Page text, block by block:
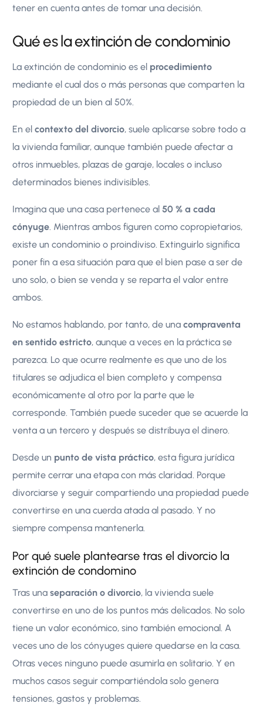
tener en cuenta antes de tomar una decisión.
Qué es la extinción de condominio
La extinción de condominio es el procedimiento
mediante el cual dos o más personas que comparten la
propiedad de un bien al 50%.
En elcontexto del divorcio, suele aplicarse sobre todo a
la vivienda familiar, aunque también puede afectar a
otros inmuebles, plazas de garaje, locales o incluso
determinados bienes indivisibles.
Imagina que una casa pertenece al50 % a cada
cónyuge. Mientras ambos figuren como copropietarios,
existe un condominio o proindiviso. Extinguirlo significa
poner fin a esa situación para que el bien pase a ser de
uno solo, o bien se venda y se reparta el valor entre
ambos.
No estamos hablando, por tanto, de unacompraventa
en sentido estricto, aunque a veces en la práctica se
parezca. Lo que ocurre realmente es que uno de los
titulares se adjudica el bien completo y compensa
económicamente al otro por la parte que le
corresponde. También puede suceder que se acuerde la
venta a un tercero y después se distribuya el dinero.
Desde un punto de vista práctico, esta figura jurídica
permite cerrar una etapa con más claridad. Porque
divorciarse y seguir compartiendo una propiedad puede
convertirse en una cuerda atada al pasado. Y no
siempre compensa mantenerla.
Por qué suele plantearse tras el divorcio la
extinción de condomino
Tras unaseparación o divorcio, la vivienda suele
convertirse en uno de los puntos más delicados. No solo
tiene un valor económico, sino también emocional. A
veces uno de los cónyuges quiere quedarse en la casa.
Otras veces ninguno puede asumirla en solitario. Y en
muchos casos seguir compartiéndola solo genera
tensiones, gastos y problemas.